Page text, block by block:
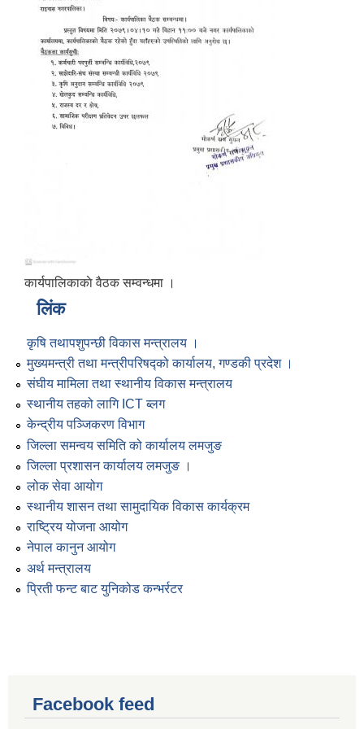
कार्यपालिकाकाे वैठक सम्वन्धमा ।
लिंक
कृषि तथापशुपन्छी विकास मन्त्रालय ।
मुख्यमन्त्री तथा मन्त्रीपरिषद्को कार्यालय, गण्डकी प्रदेश ।
संघीय मामिला तथा स्थानीय विकास मन्त्रालय
स्थानीय तहको लागि ICT ब्लग
केन्द्रीय पञ्जिकरण विभाग
जिल्ला समन्वय समिति को कार्यालय लमजुङ
जिल्ला प्रशासन कार्यालय लमजुङ ।
लोक सेवा आयोग
स्थानीय शासन तथा सामुदायिक विकास कार्यक्रम
राष्ट्रिय योजना आयोग
नेपाल कानुन आयोग
अर्थ मन्त्रालय
प्रिती फन्ट बाट युनिकोड कन्भर्रटर
Facebook feed